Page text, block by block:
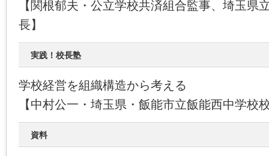
【関根郁夫・公立学校共済組合監事、埼玉県
長】
実践！校長塾
学校経営を組織構造から考える
【中村公一・埼玉県・飯能市立飯能西中学校
資料